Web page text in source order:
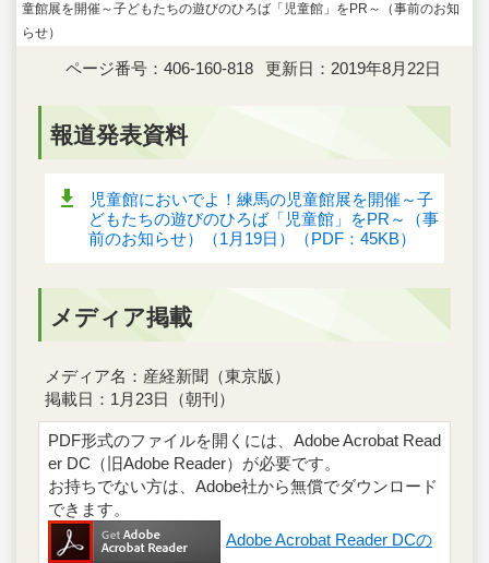
童館展を開催～子どもたちの遊びのひろば「児童館」をPR～（事前のお知
らせ）
ページ番号：406-160-818 更新日：2019年8月22日
報道発表資料
児童館においでよ！練馬の児童館展を開催～子
どもたちの遊びのひろば「児童館」をPR～（事
前のお知らせ）（1月19日）（PDF：45KB）
メディア掲載
メディア名：産経新聞（東京版）
掲載日：1月23日（朝刊）
PDF形式のファイルを開くには、Adobe Acrobat Read
er DC（旧Adobe Reader）が必要です。
お持ちでない方は、Adobe社から無償でダウンロード
できます。
Adobe Acrobat Reader DCの